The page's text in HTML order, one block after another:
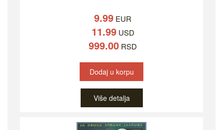
9.99 EUR
11.99USD
999.00 RSD
Dodaj u korpu
Više detalja